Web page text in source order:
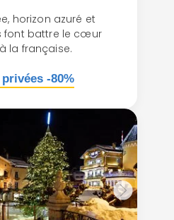
horizon azuré et
font battre le cœur
la française.
-80%